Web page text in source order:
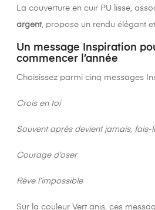
La couverture en cuir PU lisse,
argent, propose un rendu élégant
Un message Inspiration
commencer l’année
Choisissez parmi cinq messages
Crois en toi
Souvent après devient jamais, fais-
Courage d’oser
Rêve l’impossible
Sur la couleur Vert anis, ces